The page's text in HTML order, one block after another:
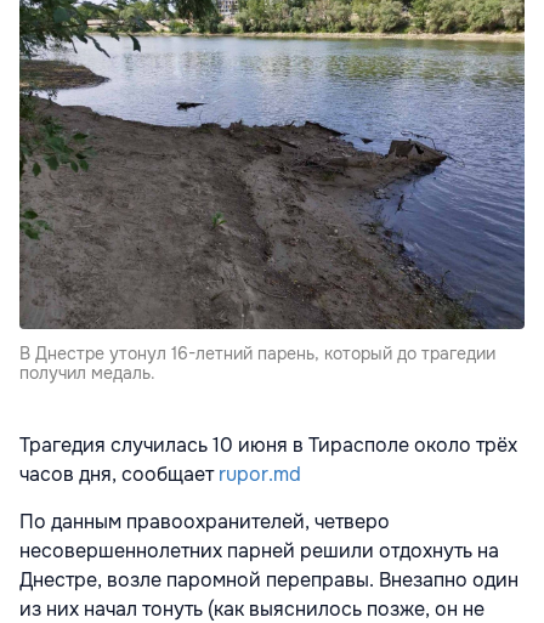
В Днестре утонул 16-летний парень, который до трагедии
получил медаль.
Трагедия случилась 10 июня в Тирасполе около трёх
часов дня, сообщаетrupor.md
По данным правоохранителей, четверо
несовершеннолетних парней решили отдохнуть на
Днестре, возле паромной переправы. Внезапно один
из них начал тонуть (как выяснилось позже, он не